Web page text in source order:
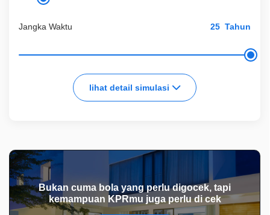
Jangka Waktu Tahun
lihat detail simulasi
Bukan cuma bola yang perlu digocek, tapi
kemampuan KPRmu juga perlu di cek